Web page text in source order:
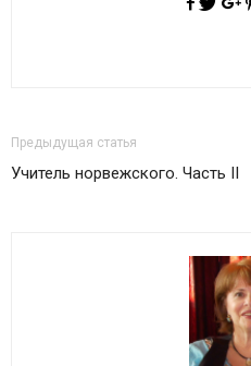
Предыдущая статья
Учитель норвежского. Часть II